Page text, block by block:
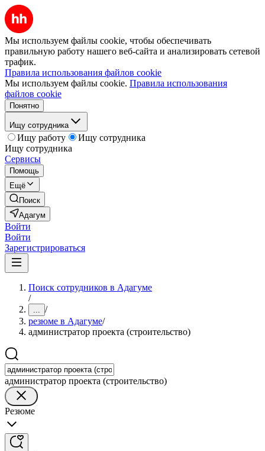
Мы используем файлы cookie, чтобы обеспечивать
правильную работу нашего веб-сайта и анализировать сетевой
трафик.
Правила использования файлов cookie
Мы используем файлы cookie. Правила использования
файлов cookie
Понятно
Ищу сотрудника
Ищу работу
Ищу сотрудника
Ищу сотрудника
Сервисы
Помощь
Ещё
Поиск
Адагум
Войти
Войти
Зарегистрироваться
Поиск сотрудников в Адагуме
/
... /
резюме в Адагуме/
администратор проекта (строительство)
администратор проекта (строительство)
Резюме